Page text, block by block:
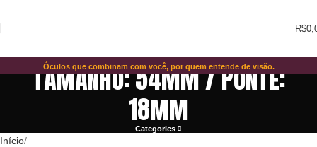
R$
Óculos que combinam com você, por quem entende de visão.
Óculos de sol em metal /
Tamanho: 54mm / Ponte:
18mm
Categories
Início